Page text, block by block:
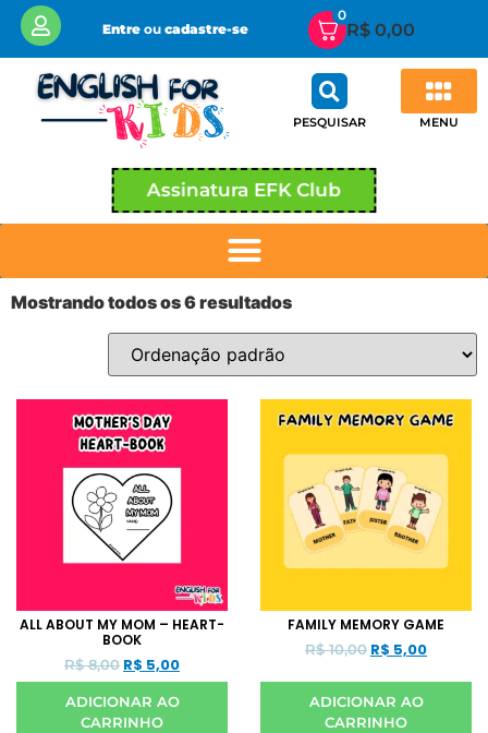
Entreou cadastre-se
0
R$ 0,00
PESQUISAR MENU
Assinatura EFK Club
Mostrando todos os 6 resultados
ALL ABOUT MY MOM – HEART-
BOOK
R$8,00 R$ 5,00
ADICIONAR AO
CARRINHO
FAMILY MEMORY GAME
R$10,00 R$ 5,00
ADICIONAR AO
CARRINHO